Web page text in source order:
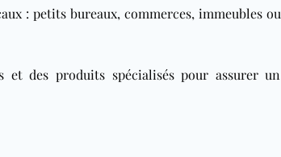
: petits bureaux, commerces, immeubles ou
et des produits spécialisés pour assurer un